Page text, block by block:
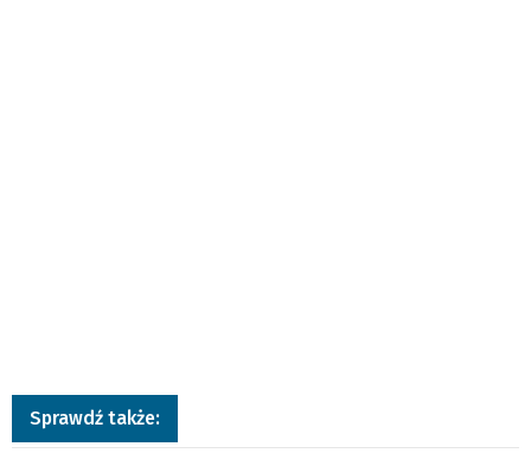
Sprawdź także: